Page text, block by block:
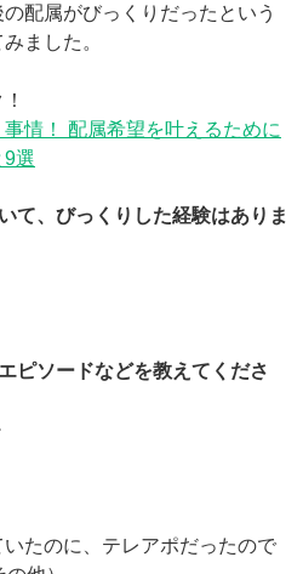
配属がびっくりだったという
ました。
情！ 配属希望を叶えるために
9選
て、びっくりした経験はありま
ピソードなどを教えてくださ
いたのに、テレアポだったので